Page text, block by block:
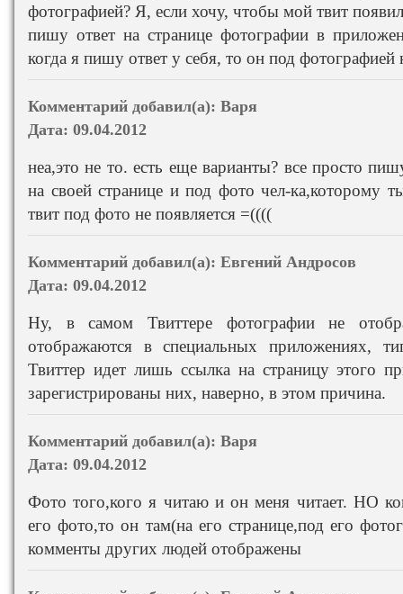
фотографией? Я, если хочу, чтобы мой твит
пишу ответ на странице фотографии в
когда я пишу ответ у себя, то он под фотографией
Комментарий добавил(а): Варя
Дата: 09.04.2012
неа,это не то. есть еще варианты? все просто
на своей странице и под фото чел-ка,которому
твит под фото не появляется =((((
Комментарий добавил(а): Евгений Андросов
Дата: 09.04.2012
Ну, в самом Твиттере фотографии не
отображаются в специальных приложениях,
Твиттер идет лишь ссылка на страницу этого
зарегистрированы них, наверно, в этом причина.
Комментарий добавил(а): Варя
Дата: 09.04.2012
Фото того,кого я читаю и он меня читает. НО
его фото,то он там(на его странице,под его
комменты других людей отображены